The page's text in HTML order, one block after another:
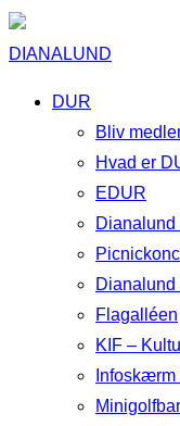
DIANALUND
DUR
Bliv
Hvad er
EDUR
Dianalund
Dianalund
Flagalléen
KIF –